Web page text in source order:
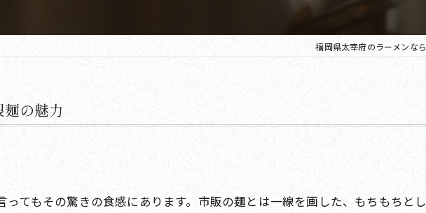
福岡県太宰府のラーメンな
の魅力
ってもその驚きの食感にあります。市販の麺とは一線を画した、もちもちと